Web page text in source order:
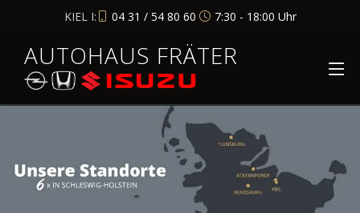
KIEL I: 04 31 / 54 80 60 7:30 - 18:00 Uhr
AUTOHAUS FRÄTER